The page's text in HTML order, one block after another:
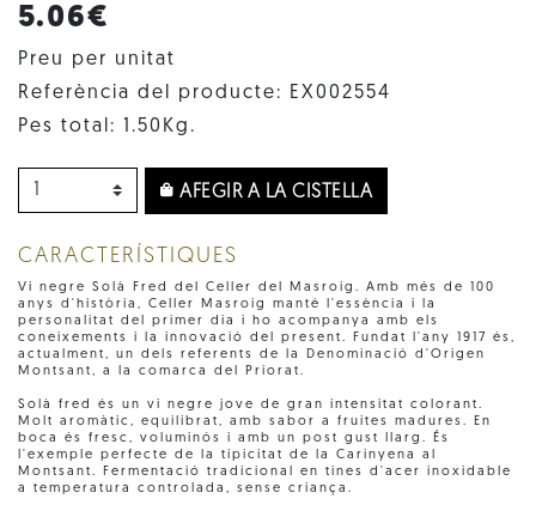
5.06€
Preu per unitat
Referència del producte: EX002554
Pes total: 1.50Kg.
AFEGIR A LA CISTELLA
CARACTERÍSTIQUES
Vi negre Solà Fred del Celler del Masroig. Amb més de 100
anys d'història, Celler Masroig manté l'essència i la
personalitat del primer dia i ho acompanya amb els
coneixements i la innovació del present. Fundat l'any 1917 és,
actualment, un dels referents de la Denominació d'Origen
Montsant, a la comarca del Priorat.
Solà fred és un vi negre jove de gran intensitat colorant.
Molt aromàtic, equilibrat, amb sabor a fruites madures. En
boca és fresc, voluminós i amb un post gust llarg. És
l'exemple perfecte de la tipicitat de la Carinyena al
Montsant. Fermentació tradicional en tines d'acer inoxidable
a temperatura controlada, sense criança.